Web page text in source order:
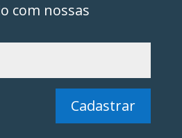
com nossas
Cadastrar